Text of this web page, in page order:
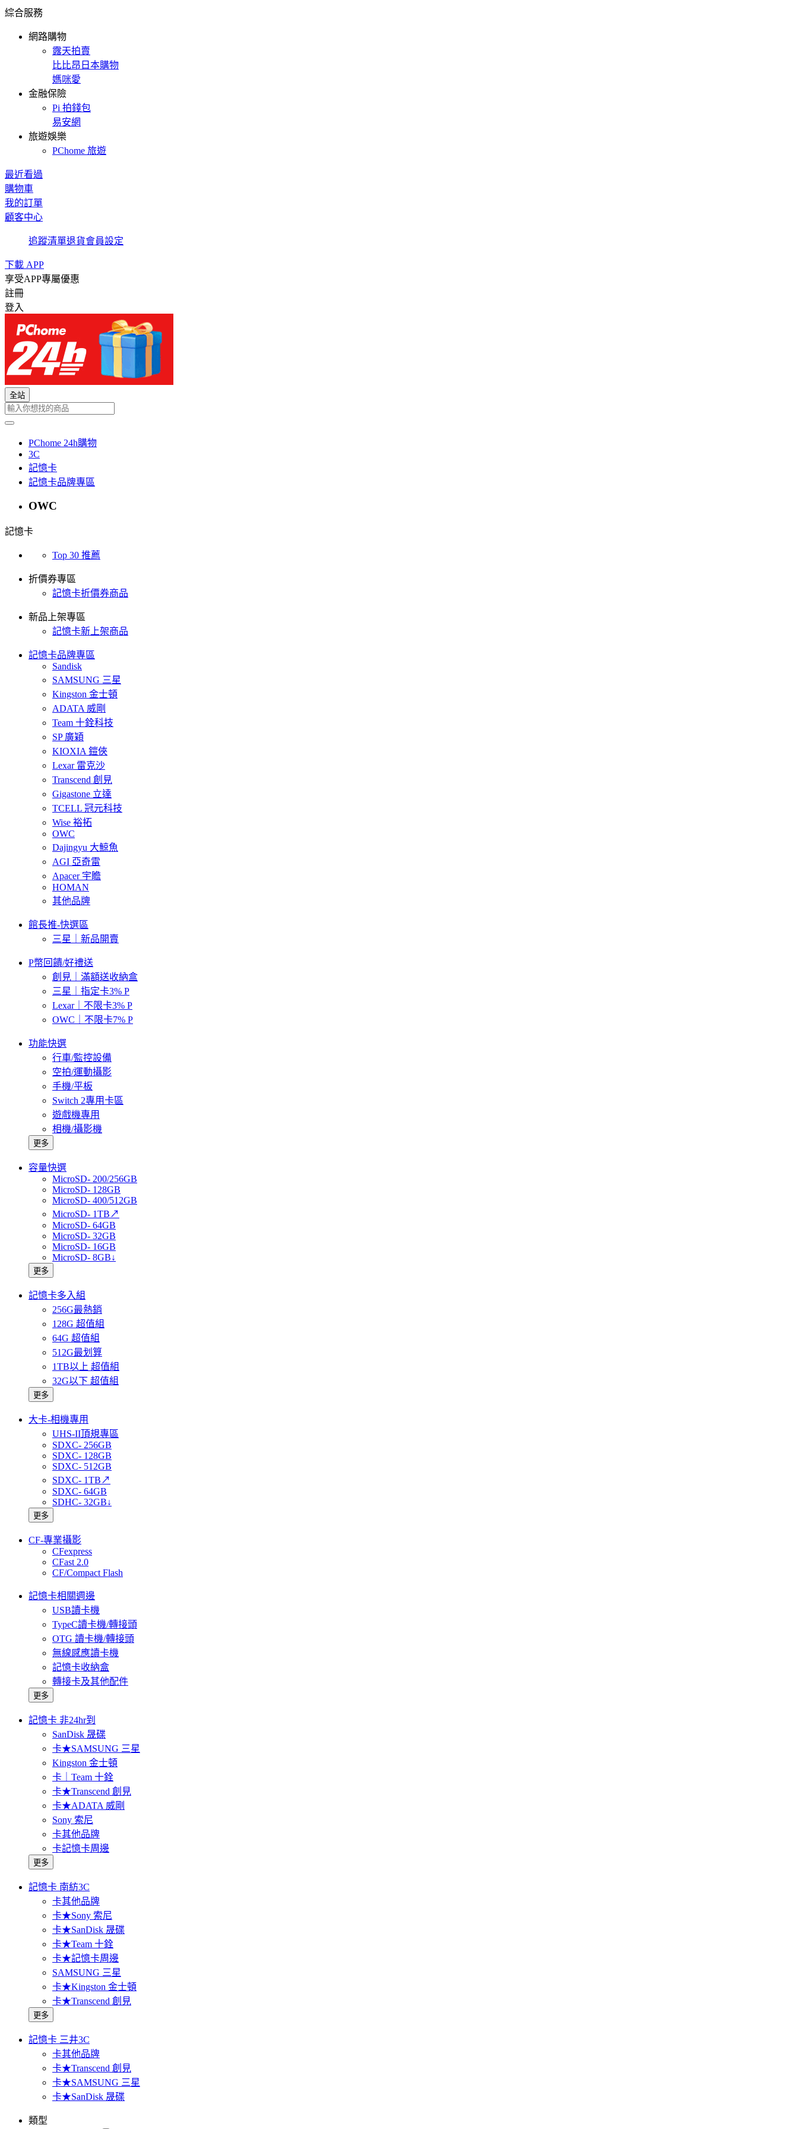
綜合服務
網路購物
露天拍賣
比比昂日本購物
媽咪愛
金融保險
Pi 拍錢包
易安網
旅遊娛樂
PChome 旅遊
最近看過
購物車
我的訂單
顧客中心
追蹤清單退貨會員設定
下載 APP
享受APP專屬優惠
註冊
登入
全站
PChome 24h購物
3C
記憶卡
記憶卡品牌專區
OWC
記憶卡
Top 30 推薦
折價券專區
記憶卡折價券商品
新品上架專區
記憶卡新上架商品
記憶卡品牌專區
Sandisk
SAMSUNG 三星
Kingston 金士頓
ADATA 威剛
Team 十銓科技
SP 廣穎
KIOXIA 鎧俠
Lexar 雷克沙
Transcend 創見
Gigastone 立達
TCELL 冠元科技
Wise 裕拓
OWC
Dajingyu 大鯨魚
AGI 亞奇雷
Apacer 宇瞻
HOMAN
其他品牌
館長推-快選區
三星｜新品開賣
P幣回饋/好禮送
創見｜滿額送收納盒
三星｜指定卡3% P
Lexar｜不限卡3% P
OWC｜不限卡7% P
功能快選
行車/監控設備
空拍/運動攝影
手機/平板
Switch 2專用卡區
遊戲機專用
相機/攝影機
更多
容量快選
MicroSD- 200/256GB
MicroSD- 128GB
MicroSD- 400/512GB
MicroSD- 1TB↗
MicroSD- 64GB
MicroSD- 32GB
MicroSD- 16GB
MicroSD- 8GB↓
更多
記憶卡多入組
256G最熱銷
128G 超值組
64G 超值組
512G最划算
1TB以上 超值組
32G以下 超值組
更多
大卡-相機專用
UHS-II頂規專區
SDXC- 256GB
SDXC- 128GB
SDXC- 512GB
SDXC- 1TB↗
SDXC- 64GB
SDHC- 32GB↓
更多
CF-專業攝影
CFexpress
CFast 2.0
CF/Compact Flash
記憶卡相關週邊
USB讀卡機
TypeC讀卡機/轉接頭
OTG 讀卡機/轉接頭
無線感應讀卡機
記憶卡收納盒
轉接卡及其他配件
更多
記憶卡 非24hr到
SanDisk 晟碟
卡★SAMSUNG 三星
Kingston 金士頓
卡｜Team 十銓
卡★Transcend 創見
卡★ADATA 威剛
Sony 索尼
卡其他品牌
卡記憶卡周邊
更多
記憶卡 南紡3C
卡其他品牌
卡★Sony 索尼
卡★SanDisk 晟碟
卡★Team 十銓
卡★記憶卡周邊
SAMSUNG 三星
卡★Kingston 金士頓
卡★Transcend 創見
更多
記憶卡 三井3C
卡其他品牌
卡★Transcend 創見
卡★SAMSUNG 三星
卡★SanDisk 晟碟
類型